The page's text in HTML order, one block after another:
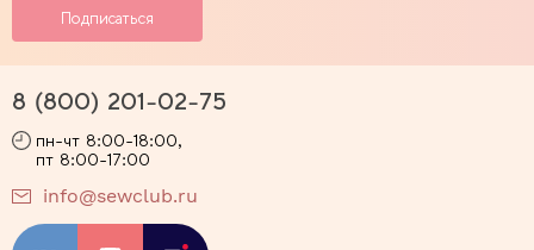
8 (800) 201-02-75
пн-чт 8:00-18:00,
пт 8:00-17:00
info@sewclub.ru